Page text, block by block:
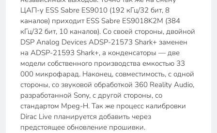
ЦАП-у ESS Sabre ES9010 (192 кГц/32 бит, 8
каналов) приходит ESS Sabre ES9018K2M (384
кГц/32 бит, 10 каналов). Со своей стороны, двойной
DSP Analog Devices ADSP-21573 Shark+ заменен
на ADSP-21593 Shark+, а конденсаторы — две
модели собственного производства емкостью 33
000 микрофарад. Наконец, совместимость, с одной
стороны, со звуковой обработкой 360 Reality Audio,
разработанной Sony, с другой стороны, со
стандартом Mpeg-H. Так же процесс калибровки
Dirac Live планируется добавить через
предстоящее обновление прошивки.